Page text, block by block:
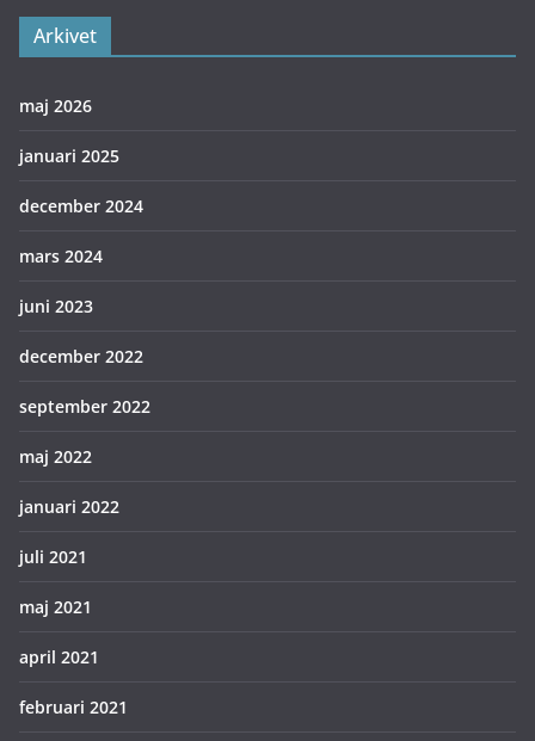
Arkivet
maj 2026
januari 2025
december 2024
mars 2024
juni 2023
december 2022
september 2022
maj 2022
januari 2022
juli 2021
maj 2021
april 2021
februari 2021